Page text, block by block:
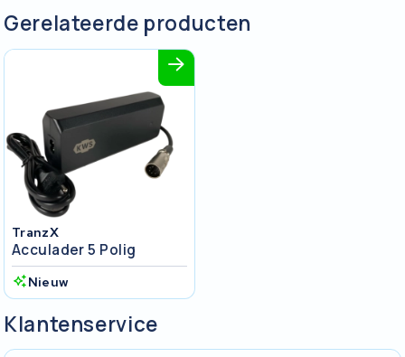
Gerelateerde producten
TranzX
Acculader 5 Polig
Nieuw
Klantenservice